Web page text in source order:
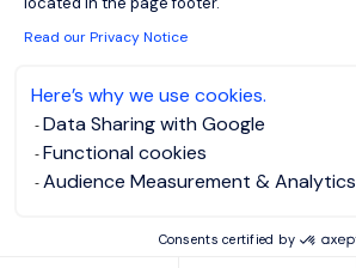
Read our Privacy Notice
Here’s why we use cookies.
Data Sharing with Google
Functional cookies
Audience Measurement & Analytics
Consents certified by